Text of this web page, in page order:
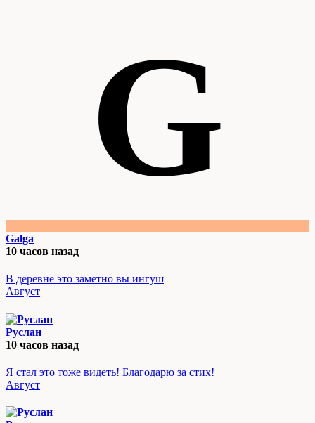
G
Galga
10 часов назад
В деревне это заметно вы ингуш
Август
Руслан
10 часов назад
Я стал это тоже видеть! Благодарю за стих!
Август